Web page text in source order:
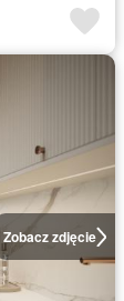
Zobacz zdjęcie